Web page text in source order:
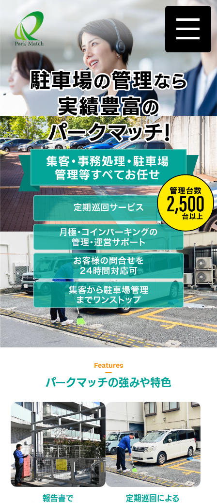
お電話大歓迎 サービス
0120-
無料で問合せるイン
かんたん資料請求
Features
パークマッチの強みや特色
報告書で
定期巡回による